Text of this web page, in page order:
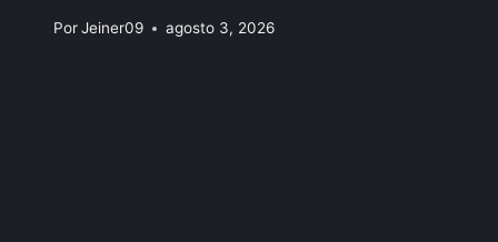
PorJeiner09 agosto 3, 2026